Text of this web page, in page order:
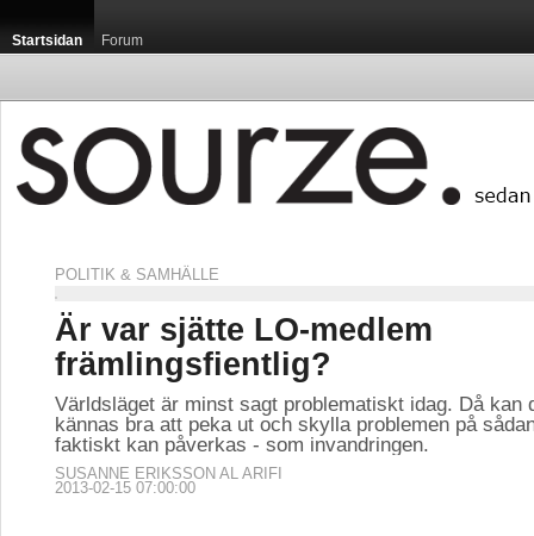
Startsidan Forum
POLITIK & SAMHÄLLE
Är var sjätte LO-medlem
främlingsfientlig?
Världsläget är minst sagt problematiskt idag. Då kan
kännas bra att peka ut och skylla problemen på
faktiskt kan påverkas - som invandringen.
SUSANNE ERIKSSON AL ARIFI
2013-02-15 07:00:00